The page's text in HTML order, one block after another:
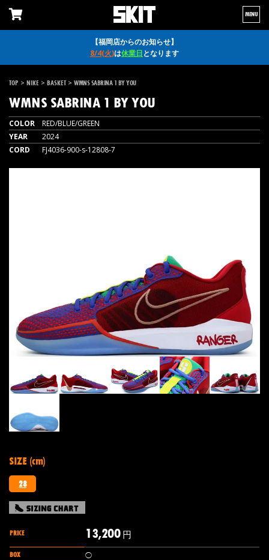
【福岡店からのお知らせ】
8/4(火)は休業日となります
MENU
TOP > NIKE > BASKET > WMNS SABRINA 1 BY YOU
WMNS SABRINA 1 BY YOU
COLOR
RED/BLUE/GREEN
YEAR
2024
CORD
FJ4036-900-s-12808-7
SIZE (cm)
28
PRICE 13,200円
BOX ◯